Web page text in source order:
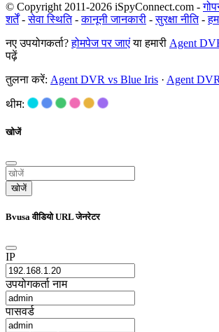
© Copyright 2011-2026 iSpyConnect.com -
शर्तें-सेवा स्थिति-कानूनी जानकारी -सुरक्षा नीति-
नए उपयोगकर्ता?होमपेज पर जाएंया हमारी Agent
पढ़ें
तुलना करें: Agent DVR vs Blue Iris · Agent
थीम:
खोजें
खोजें
Bvusa वीडियो URL जेनरेटर
IP
उपयोगकर्ता नाम
पासवर्ड